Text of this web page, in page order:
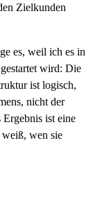
Zielkunden
es, weil ich es in
wird: Die
ist logisch,
nicht der
ist eine
wen sie